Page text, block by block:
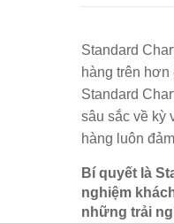
Standard
hàng trên
Standard
sâu sắc về kỳ
hàng luôn
Bí quyết là
nghiệm
những trải